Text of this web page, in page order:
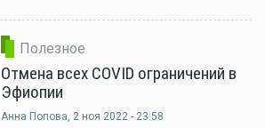
Полезное
Отмена всех COVID ограничений в
Эфиопии
Анна Попова, 2 ноя 2022 - 23:58